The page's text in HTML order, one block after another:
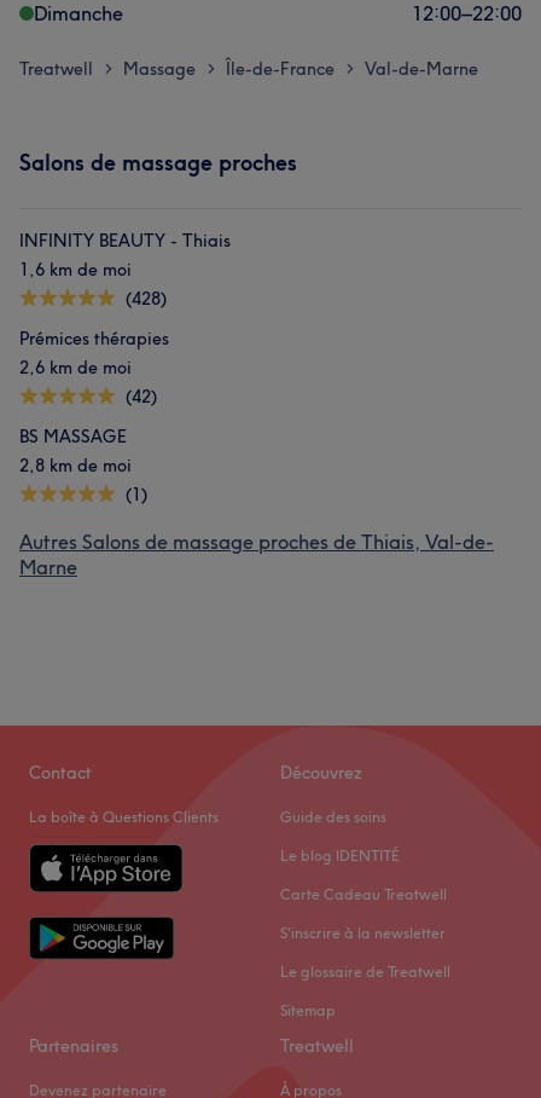
Dimanche
12:00–22:00
Treatwell > Massage > Île-de-France > Val-de-Marne
Salons de massage proches
INFINITY BEAUTY - Thiais
1,6 km de moi
(428)
Prémices thérapies
2,6 km de moi
(42)
BS MASSAGE
2,8 km de moi
(1)
Autres Salons de massage proches de Thiais, Val-de-
Marne
Contact
La boîte à Questions Clients
Découvrez
Guide des soins
Le blog IDENTITÉ
Carte Cadeau Treatwell
S'inscrire à la newsletter
Le glossaire de Treatwell
Sitemap
Partenaires
Devenez partenaire
Treatwell
À propos